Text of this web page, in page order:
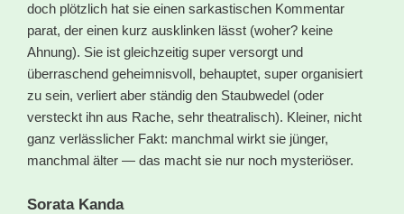
doch plötzlich hat sie einen sarkastischen Kommentar
parat, der einen kurz ausklinken lässt (woher? keine
Ahnung). Sie ist gleichzeitig super versorgt und
überraschend geheimnisvoll, behauptet, super organisiert
zu sein, verliert aber ständig den Staubwedel (oder
versteckt ihn aus Rache, sehr theatralisch). Kleiner, nicht
ganz verlässlicher Fakt: manchmal wirkt sie jünger,
manchmal älter — das macht sie nur noch mysteriöser.
Sorata Kanda